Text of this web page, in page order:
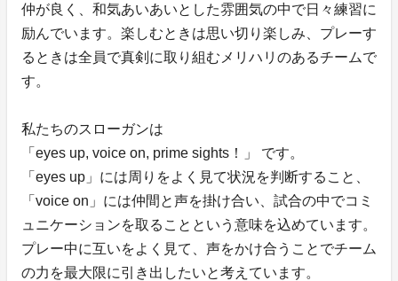
仲が良く、和気あいあいとした雰囲気の中で日々練習に
励んでいます。楽しむときは思い切り楽しみ、プレーす
るときは全員で真剣に取り組むメリハリのあるチームで
す。
私たちのスローガンは
「eyes up, voice on, prime sights！」 です。
「eyes up」には周りをよく見て状況を判断すること、
「voice on」には仲間と声を掛け合い、試合の中でコミ
ュニケーションを取ることという意味を込めています。
プレー中に互いをよく見て、声をかけ合うことでチーム
の力を最大限に引き出したいと考えています。